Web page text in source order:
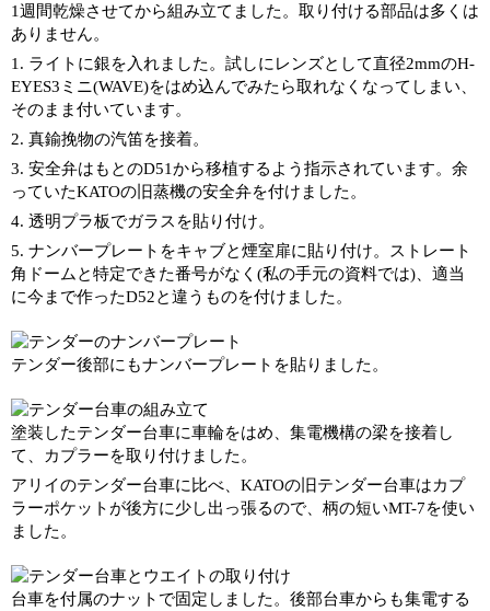
1週間乾燥させてから組み立てました。取り付ける部品は多くは
ありません。
1. ライトに銀を入れました。試しにレンズとして直径2mmのH-
EYES3ミニ(WAVE)をはめ込んでみたら取れなくなってしまい、
そのまま付いています。
2. 真鍮挽物の汽笛を接着。
3. 安全弁はもとのD51から移植するよう指示されています。余
っていたKATOの旧蒸機の安全弁を付けました。
4. 透明プラ板でガラスを貼り付け。
5. ナンバープレートをキャブと煙室扉に貼り付け。ストレート
角ドームと特定できた番号がなく(私の手元の資料では)、適当
に今まで作ったD52と違うものを付けました。
テンダー後部にもナンバープレートを貼りました。
塗装したテンダー台車に車輪をはめ、集電機構の梁を接着し
て、カプラーを取り付けました。
アリイのテンダー台車に比べ、KATOの旧テンダー台車はカプ
ラーポケットが後方に少し出っ張るので、柄の短いMT-7を使い
ました。
台車を付属のナットで固定しました。後部台車からも集電する